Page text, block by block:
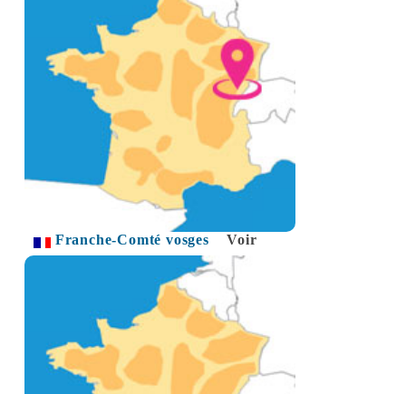
Franche-Comté vosges Voir